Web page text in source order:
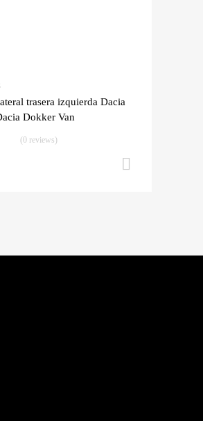
trasera izquierda Dacia
Dokker Van
(0 reviews)